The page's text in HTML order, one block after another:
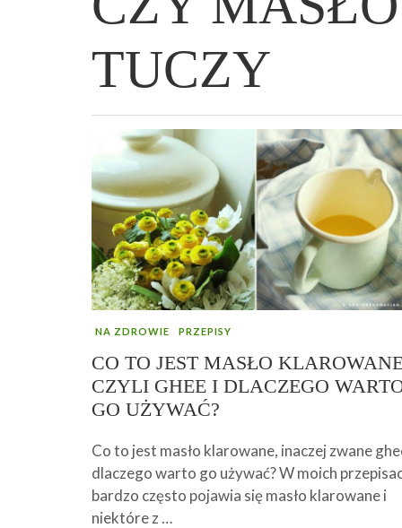
WIELKANOCNA BABKA DROŻDŻOWA –
„TRZYGODZINNA”
„PRZEMIANA” PODRÓŻ DO SIŁY I
WOLNOŚCI :)
GENIALNY ZAKWAS Z BURAKÓW
ROBOTY – WZMACNIA KREW I
AFIRMACJE – TWORZENIE DOBREGO
ŻYCIA!
TUCZY
NA ZDROWIE PRZEPISY
CO TO JEST MASŁO
CZYLI GHEE I DLACZEGO
GO UŻYWAĆ?
Co to jest masło klarowane, inaczej zwane
dlaczego warto go używać? W moich
bardzo często pojawia się masło klarowane i
niektóre z …